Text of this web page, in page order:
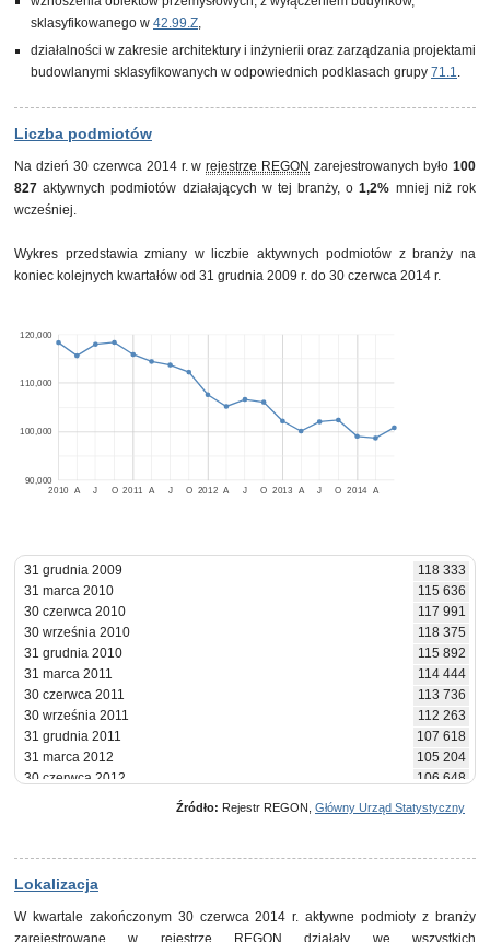
sklasyfikowanego w 42.99.Z,
działalności w zakresie architektury i inżynierii oraz zarządzania projektami
budowlanymi sklasyfikowanych w odpowiednich podklasach grupy 71.1.
Liczba podmiotów
Na dzień 30 czerwca 2014 r. wrejestrze REGON zarejestrowanych było100
827 aktywnych podmiotów działających w tej branży, o1,2% mniej niż rok
wcześniej.
Wykres przedstawia zmiany w liczbie aktywnych podmiotów z branży na
koniec kolejnych kwartałów od 31 grudnia 2009 r. do 30 czerwca 2014 r.
2010 2011 2012 2013 2014
A J O A J O A J O A J O A
90,000
100,000
110,000
120,000
31 grudnia 2009
118 333
31 marca 2010
115 636
30 czerwca 2010
117 991
30 września 2010
118 375
31 grudnia 2010
115 892
31 marca 2011
114 444
30 czerwca 2011
113 736
30 września 2011
112 263
31 grudnia 2011
107 618
31 marca 2012
105 204
30 czerwca 2012
106 648
30 czerwca 2013
102 062
30 września 2013
31 marca 2014
98 701
Źródło: Rejestr REGON, Główny Urząd Statystyczny
Lokalizacja
W kwartale zakończonym 30 czerwca 2014 r. aktywne podmioty z branży
zarejestrowane w rejestrze REGON
działały we wszystkich